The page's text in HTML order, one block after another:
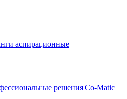
аспирационные
решения Co-Matic